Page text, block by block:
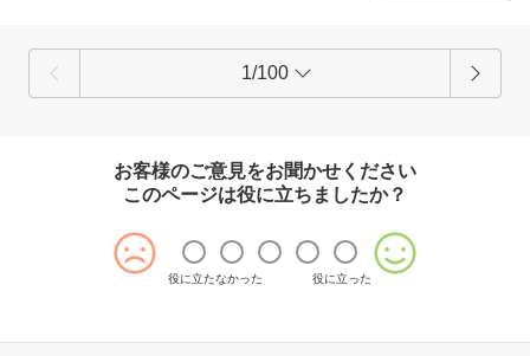
1/100
お客様のご意見をお聞かせください
このページは役に立ちましたか？
役に立たなかった 役に立った